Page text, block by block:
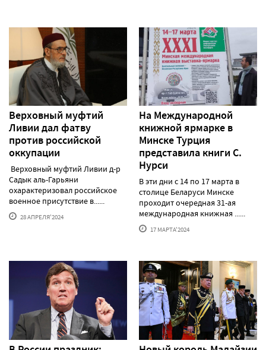
Верховный муфтий
Ливии дал фатву
против российской
оккупации
Верховный муфтий Ливии д-р
Садык аль-Гарьяни
охарактеризовал российское
военное присутствие в......
28 АПРЕЛЯ'2024
На Международной
книжной ярмарке в
Минске Турция
представила книги С.
Нурси
В эти дни с 14 по 17 марта в
столице Беларуси Минске
проходит очередная 31-ая
международная книжная ......
17 МАРТА'2024